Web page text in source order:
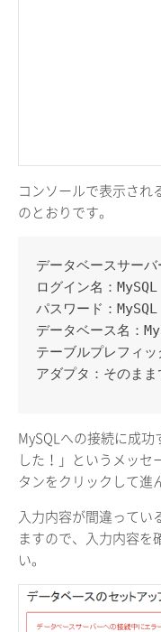
コンソールで表示され
のとおりです。
データベースサー
ログイン名：
パスワード：
データベース名：
テーブルプレフィ
アダプタ：そのまま
MySQLへの接続に成
した！」というメッセ
タンをクリックして進
入力内容が間違ってい
ますので、入力内容を
い。